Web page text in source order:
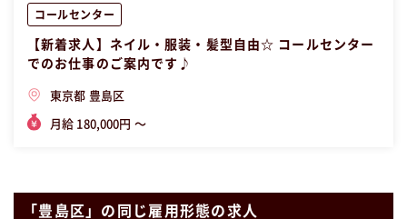
コールセンター
【新着求人】ネイル・服装・髪型自由☆ コールセンター
でのお仕事のご案内です♪
東京都 豊島区
月給 180,000円 〜
「豊島区」の同じ雇用形態の求人